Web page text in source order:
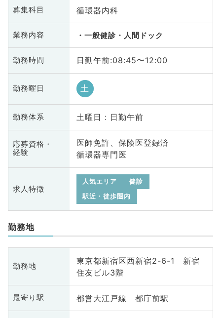
募集科目 循環器内科
業務内容 一般健診・人間ドック
勤務時間 日勤午前:08:45〜12:00
勤務曜日 土
勤務体系 土曜日 : 日勤午前
応募資格・
経験
医師免許、保険医登録済
循環器専門医
求人特徴
人気エリア
健診
駅近・徒歩圏内
勤務地
勤務地
東京都新宿区西新宿2-6-1 新宿
住友ビル3階
最寄り駅 都営大江戸線 都庁前駅